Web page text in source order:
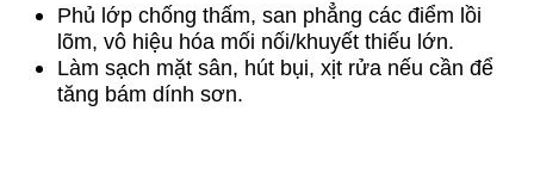
Phủ lớp chống thấm, san phẳng các điểm lồi
lõm, vô hiệu hóa mối nối/khuyết thiếu lớn.
Làm sạch mặt sân, hút bụi, xịt rửa nếu cần để
tăng bám dính sơn.